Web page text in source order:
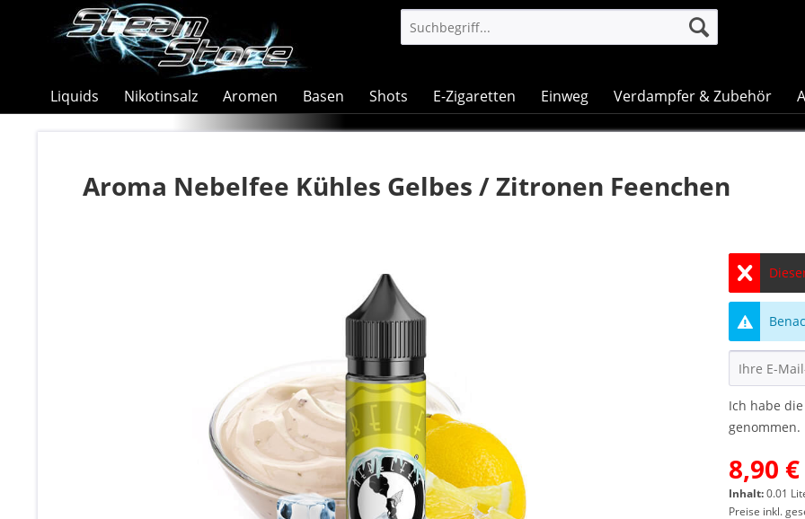
Liquids Nikotinsalz Aromen Basen Shots E-Zigaretten Einweg Verdampfer & Zubehör
Aroma Nebelfee Kühles Gelbes / Zitronen Feenchen
Ich habe die
genommen.
8,90
Inhalt:0.01
Preise inkl.